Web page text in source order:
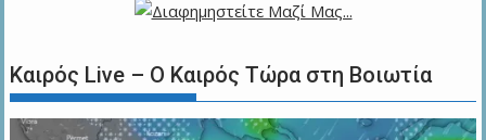
Καιρός Live – Ο Καιρός Τώρα στη Βοιωτία